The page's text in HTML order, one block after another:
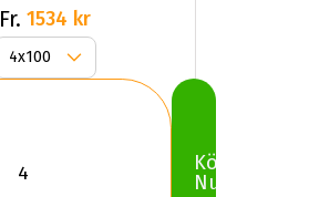
Black
Fr. 1534 kr
Köp
Nu